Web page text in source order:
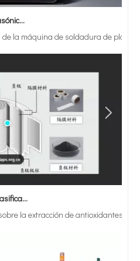
de soldadura sonda
Ventajas de la soldadura ultrasónica de paneles de puertas de automóviles
de la máquina de soldadura de
¿Qué es la tecnología de desgasificación de lodos de baterías ultrasónicas?
la extracción de antioxidantes y